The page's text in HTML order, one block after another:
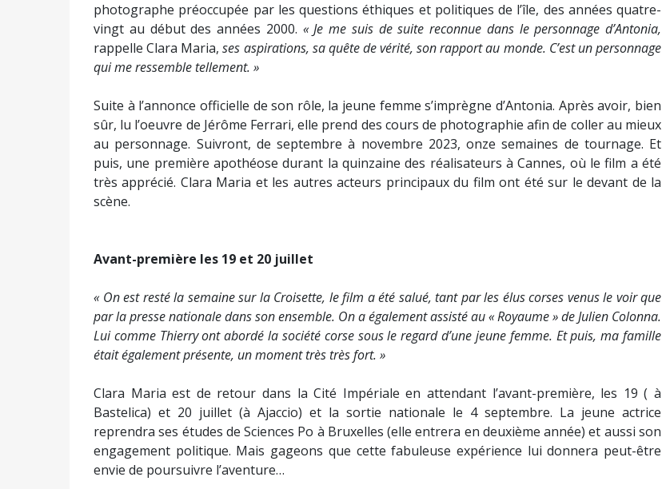
photographe préoccupée par les questions éthiques et politiques de l’île, des années quatre-
vingt au début des années 2000. « Je me suis de suite reconnue dans le personnage d’Antonia,
rappelle Clara Maria,ses aspirations, sa quête de vérité, son rapport au monde. C’est un personnage
qui me ressemble tellement. »
Suite à l’annonce officielle de son rôle, la jeune femme s’imprègne d’Antonia. Après avoir, bien
sûr, lu l’oeuvre de Jérôme Ferrari, elle prend des cours de photographie afin de coller au mieux
au personnage. Suivront, de septembre à novembre 2023, onze semaines de tournage. Et
puis, une première apothéose durant la quinzaine des réalisateurs à Cannes, où le film a été
très apprécié. Clara Maria et les autres acteurs principaux du film ont été sur le devant de la
scène.
Avant-première les 19 et 20 juillet
« On est resté la semaine sur la Croisette, le film a été salué, tant par les élus corses venus le voir que
par la presse nationale dans son ensemble. On a également assisté au « Royaume » de Julien Colonna.
Lui comme Thierry ont abordé la société corse sous le regard d’une jeune femme. Et puis, ma famille
était également présente, un moment très très fort. »
Clara Maria est de retour dans la Cité Impériale en attendant l’avant-première, les 19 ( à
Bastelica) et 20 juillet (à Ajaccio) et la sortie nationale le 4 septembre. La jeune actrice
reprendra ses études de Sciences Po à Bruxelles (elle entrera en deuxième année) et aussi son
engagement politique. Mais gageons que cette fabuleuse expérience lui donnera peut-être
envie de poursuivre l’aventure…